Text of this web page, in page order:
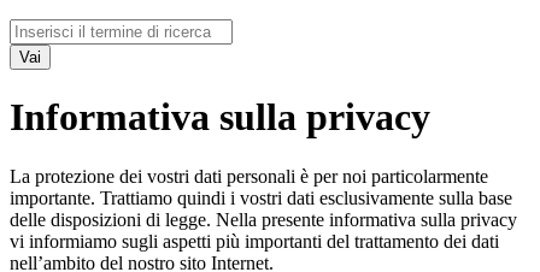
Vai
Informativa sulla privacy
La protezione dei vostri dati personali è per noi particolarmente
importante. Trattiamo quindi i vostri dati esclusivamente sulla base
delle disposizioni di legge. Nella presente informativa sulla privacy
vi informiamo sugli aspetti più importanti del trattamento dei dati
nell’ambito del nostro sito Internet.